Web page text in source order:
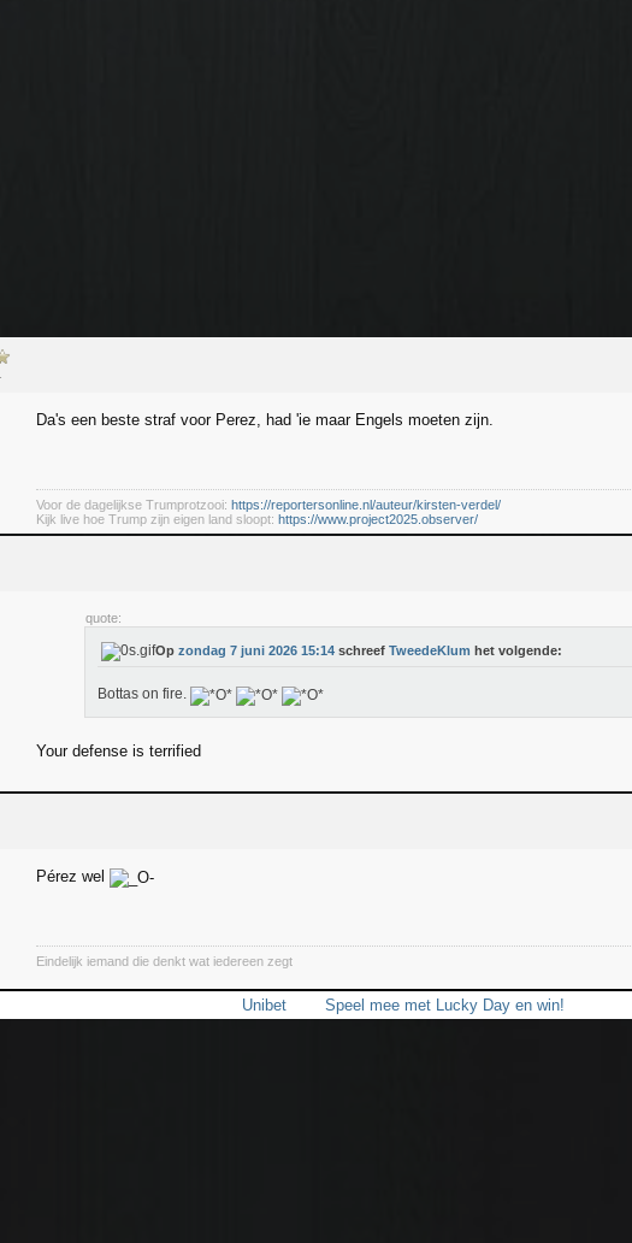
Da's een beste straf voor Perez, had 'ie maar Engels moeten zijn.
Voor de dagelijkse Trumprotzooi: https://reportersonline.nl/auteur/kirsten-verdel/
Kijk live hoe Trump zijn eigen land sloopt: https://www.project2025.observer/
quote:
Op zondag 7 juni 2026 15:14 schreef TweedeKlum het volgende:
Bottas on fire.
Your defense is terrified
Pérez wel
Eindelijk iemand die denkt wat iedereen zegt
Unibet Speel mee met Lucky Day en win!